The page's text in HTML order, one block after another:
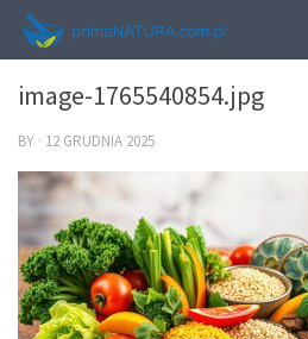
image-1765540854.jpg
BY · 12 GRUDNIA 2025